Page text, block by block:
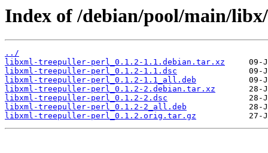
Index of /debian/pool/main/
../
libxml-treepuller-perl_0.1.2-1.1.debian.tar.xz
libxml-treepuller-perl_0.1.2-1.1.dsc
libxml-treepuller-perl_0.1.2-1.1_all.deb
libxml-treepuller-perl_0.1.2-2.debian.tar.xz
libxml-treepuller-perl_0.1.2-2.dsc
libxml-treepuller-perl_0.1.2-2_all.deb
libxml-treepuller-perl_0.1.2.orig.tar.gz